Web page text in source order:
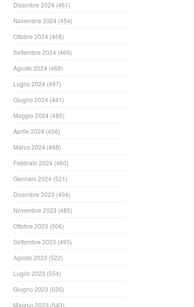
Dicembre 2024 (461)
Novembre 2024 (454)
Ottobre 2024 (458)
Settembre 2024 (469)
Agosto 2024 (468)
Luglio 2024 (497)
Giugno 2024 (441)
Maggio 2024 (485)
Aprile 2024 (456)
Marzo 2024 (468)
Febbraio 2024 (460)
Gennaio 2024 (521)
Dicembre 2023 (494)
Novembre 2023 (485)
Ottobre 2023 (506)
Settembre 2023 (493)
Agosto 2023 (522)
Luglio 2023 (554)
Giugno 2023 (535)
Maggio 2023 (543)